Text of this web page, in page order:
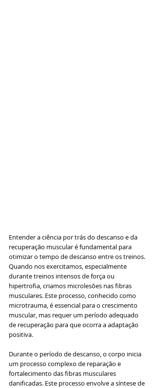
Entender a ciência por trás do descanso e da
recuperação muscular é fundamental para
otimizar o tempo de descanso entre os treinos.
Quando nos exercitamos, especialmente
durante treinos intensos de força ou
hipertrofia, criamos microlesões nas fibras
musculares. Este processo, conhecido como
microtrauma, é essencial para o crescimento
muscular, mas requer um período adequado
de recuperação para que ocorra a adaptação
positiva.
Durante o período de descanso, o corpo inicia
um processo complexo de reparação e
fortalecimento das fibras musculares
danificadas. Este processo envolve a síntese de